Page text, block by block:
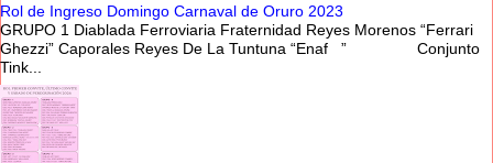
Rol de Ingreso Domingo Carnaval de Oruro 2023
GRUPO 1 Diablada Ferroviaria Fraternidad Reyes Morenos “Ferrari
Ghezzi” Caporales Reyes De La Tuntuna “Enaf ” Conjunto
Tink...